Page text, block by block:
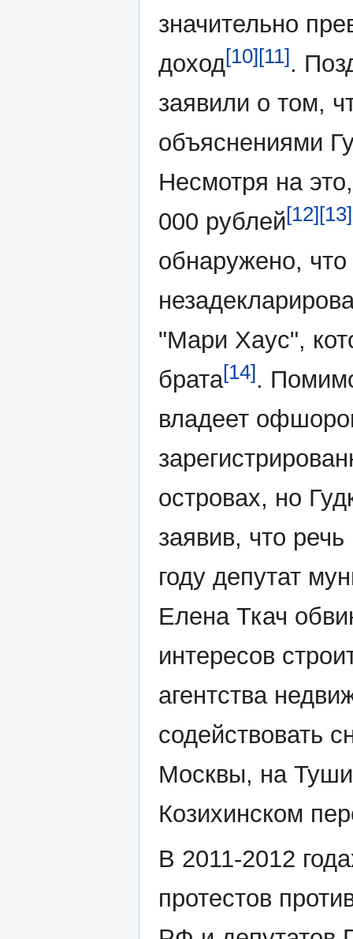
значительно
доход[10][11].
заявили о том,
объяснениями
Несмотря на
000 рублей[12][13]
обнаружено, что
"Мари Хаус",
брата[14].
владеет
островах, но
заявив, что
году депутат
Елена Ткач
интересов
агентства
содействовать
Москвы, на
Козихинском
В 2011-2012
протестов